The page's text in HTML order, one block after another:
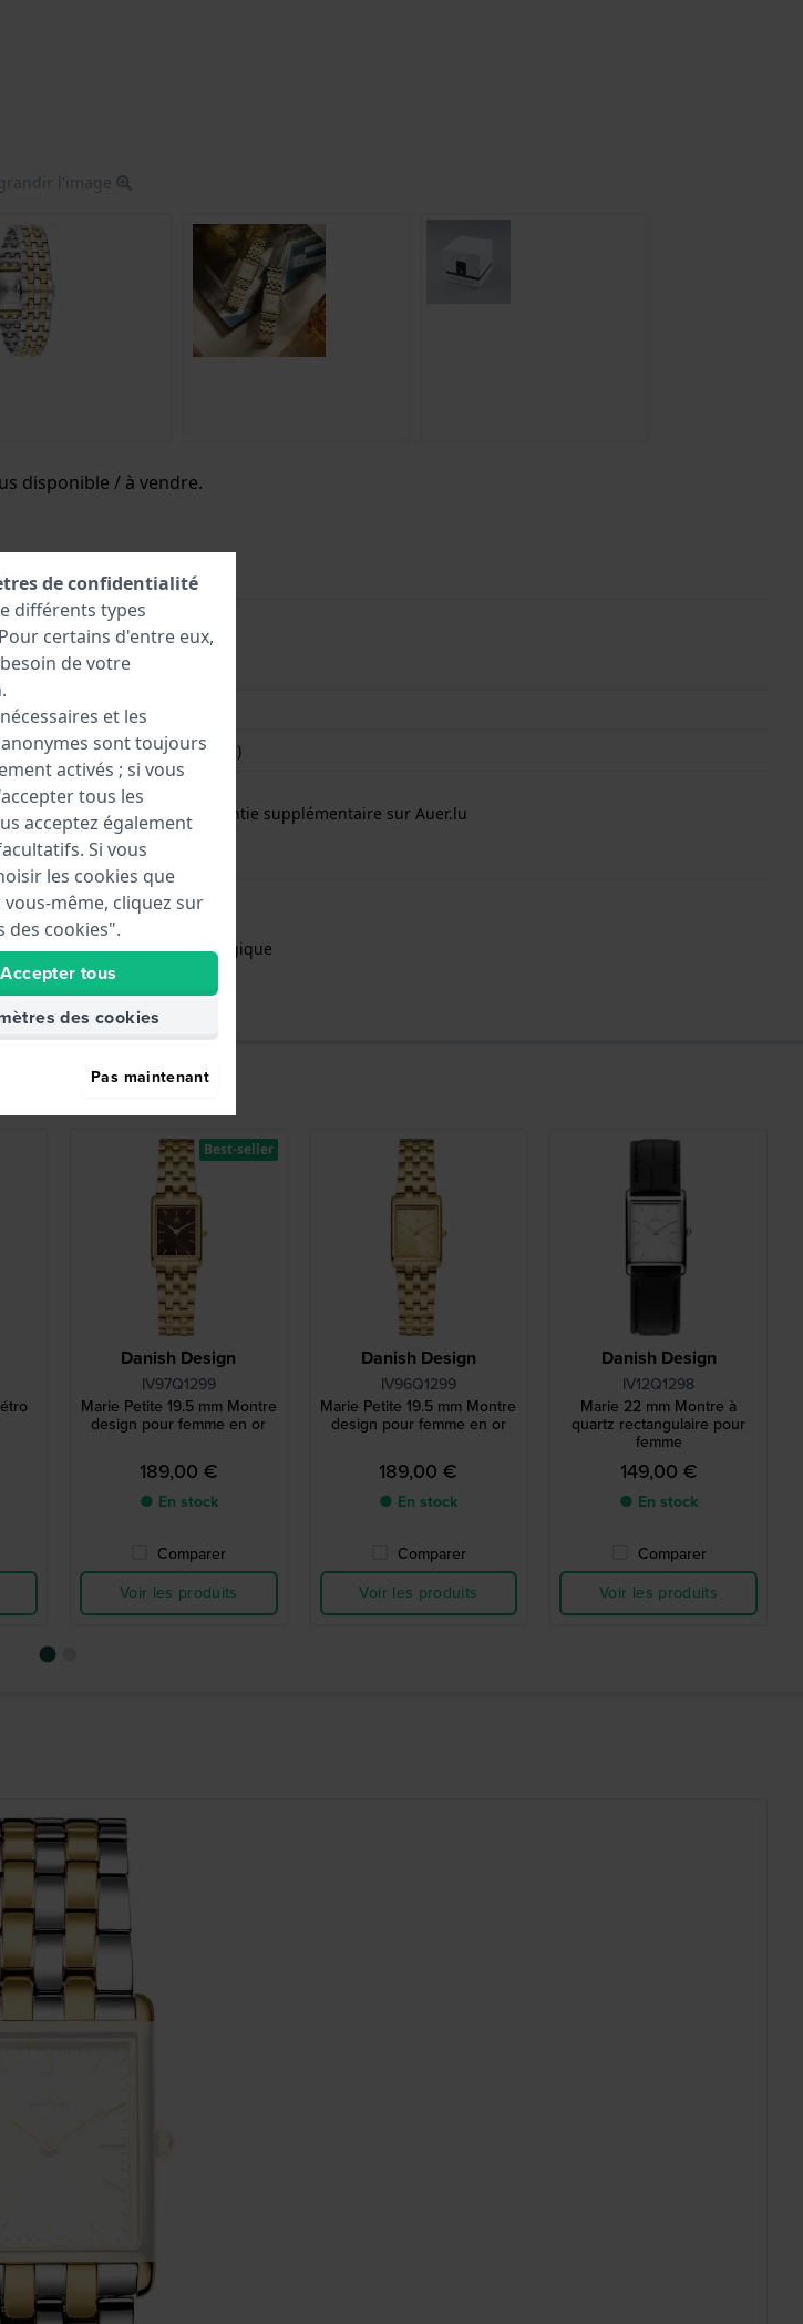
l'image
disponible / à vendre.
8718569042981
22 mm
3 Bar (lavage des mains)
Garantie de 2 ans
Gratuit
1 an de garantie supplémentaire sur Auer.lu
Heures - Aiguille analogique
Danish Design
IV97Q1299
Marie Petite 19.5 mm Montre
design pour femme en or
189,00 €
● En stock
Comparer
Voir les produits
Best-seller
Danish Design
IV96Q1299
Marie Petite 19.5 mm Montre
design pour femme en or
189,00 €
● En stock
Comparer
Voir les produits
Danish Design
IV12Q1298
Marie 22 mm Montre à
quartz rectangulaire pour
femme
149,00 €
● En stock
Comparer
Voir les produits
de confidentialité
différents types
certains d'entre eux,
de votre
et les
sont toujours
activés ; si vous
tous les
acceptez également
Si vous
les cookies que
vous-même, cliquez sur
des cookies".
Accepter tous
des cookies
Pas maintenant